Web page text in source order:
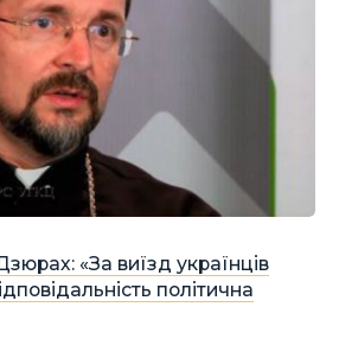
«За виїзд українців
політична